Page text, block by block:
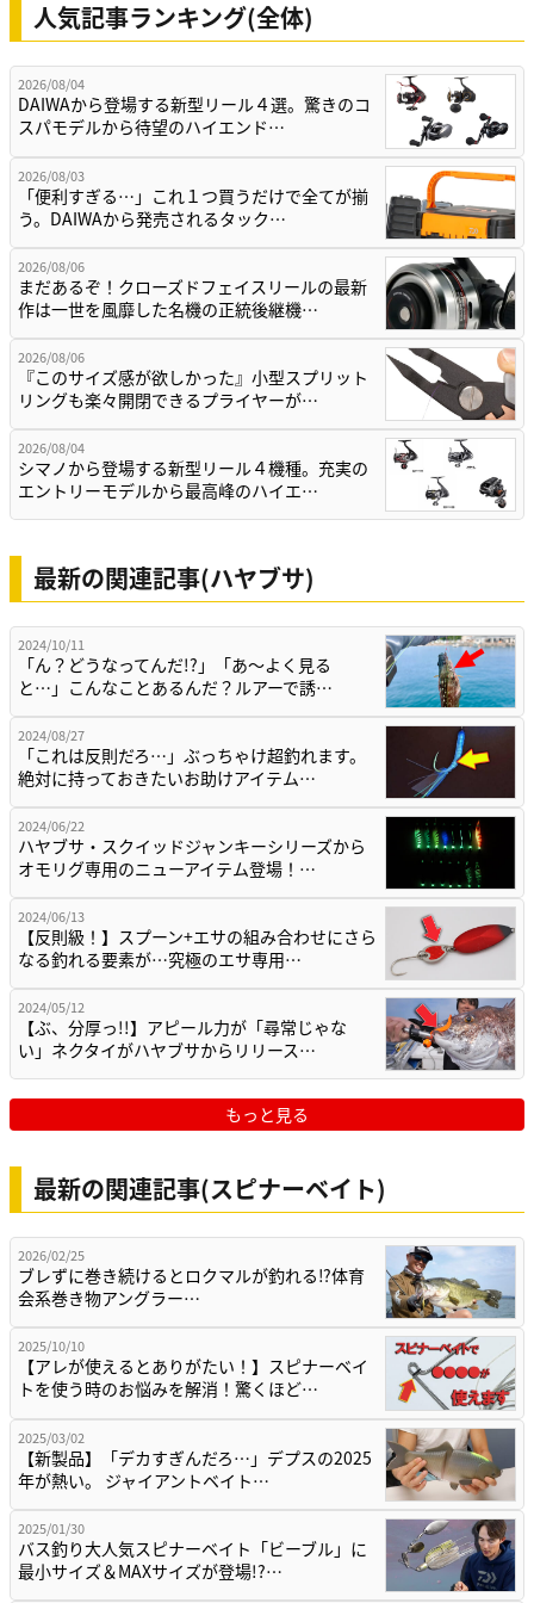
人気記事ランキング(全体)
2026/08/04
DAIWAから登場する新型リール４選。驚きのコ
スパモデルから待望のハイエンド…
2026/08/03
「便利すぎる…」これ１つ買うだけで全てが揃
う。DAIWAから発売されるタック…
2026/08/06
まだあるぞ！クローズドフェイスリールの最新
作は一世を風靡した名機の正統後継機…
2026/08/06
『このサイズ感が欲しかった』小型スプリット
リングも楽々開閉できるプライヤーが…
2026/08/04
シマノから登場する新型リール４機種。充実の
エントリーモデルから最高峰のハイエ…
最新の関連記事(ハヤブサ)
2024/10/11
「ん？どうなってんだ!?」「あ〜よく見る
と…」こんなことあるんだ？ルアーで誘…
2024/08/27
「これは反則だろ…」ぶっちゃけ超釣れます。
絶対に持っておきたいお助けアイテム…
2024/06/22
ハヤブサ・スクイッドジャンキーシリーズから
オモリグ専用のニューアイテム登場！…
2024/06/13
【反則級！】スプーン+エサの組み合わせにさら
なる釣れる要素が…究極のエサ専用…
2024/05/12
【ぶ、分厚っ!!】アピール力が「尋常じゃな
い」ネクタイがハヤブサからリリース…
もっと見る
最新の関連記事(スピナーベイト)
2026/02/25
ブレずに巻き続けるとロクマルが釣れる⁉体育
会系巻き物アングラー…
2025/10/10
【アレが使えるとありがたい！】スピナーベイ
トを使う時のお悩みを解消！驚くほど…
2025/03/02
【新製品】「デカすぎんだろ…」デプスの2025
年が熱い。 ジャイアントベイト…
2025/01/30
バス釣り大人気スピナーベイト「ビーブル」に
最小サイズ＆MAXサイズが登場!?…